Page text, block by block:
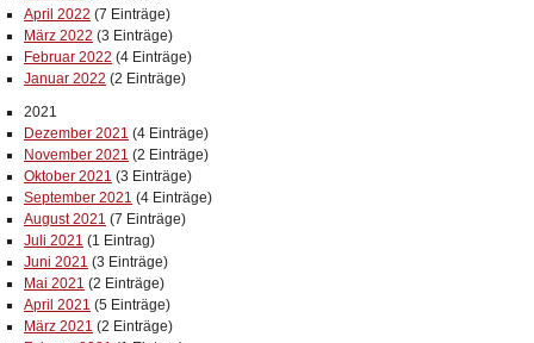
April 2022 (7 Einträge)
März 2022 (3 Einträge)
Februar 2022 (4 Einträge)
Januar 2022 (2 Einträge)
2021
Dezember 2021 (4 Einträge)
November 2021 (2 Einträge)
Oktober 2021 (3 Einträge)
September 2021 (4 Einträge)
August 2021 (7 Einträge)
Juli 2021 (1 Eintrag)
Juni 2021 (3 Einträge)
Mai 2021 (2 Einträge)
April 2021 (5 Einträge)
März 2021 (2 Einträge)